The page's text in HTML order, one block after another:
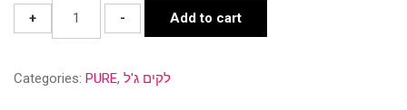
+
PURE
5725
- Add to cart
Categories: PURE, לקים ג'ל